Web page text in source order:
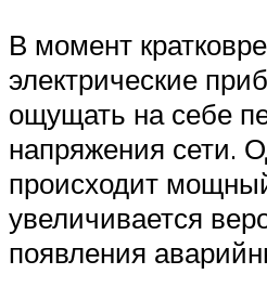
В момент
электрические
ощущать на себе
напряжения сети.
происходит
увеличивается
появления